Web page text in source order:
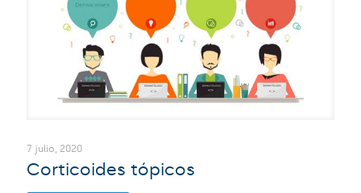
7 julio, 2020
Corticoides tópicos